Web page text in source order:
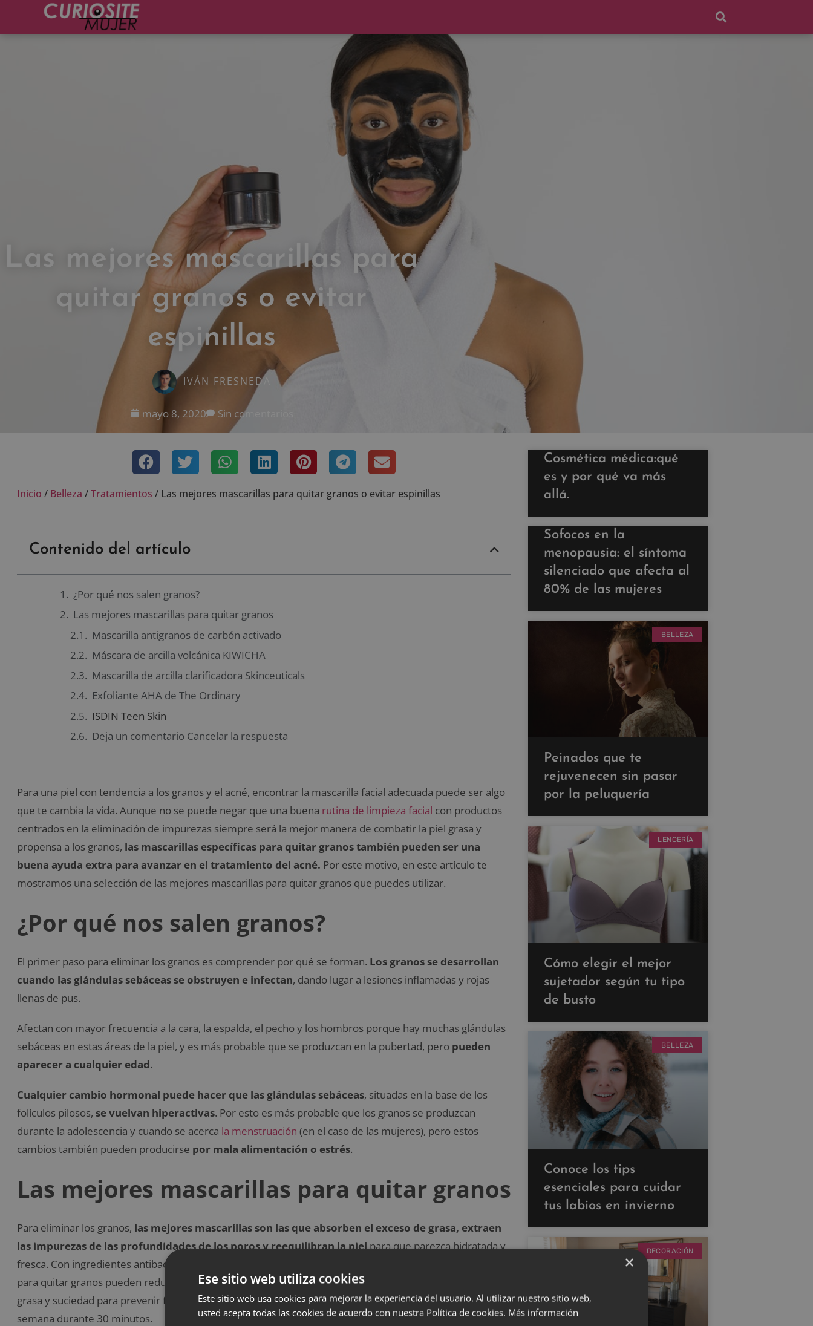
Las mejores mascarillas para
quitar granos o evitar
espinillas
IVÁN FRESNEDA
mayo 8, 2020 Sin comentarios
Inicio / Belleza /Tratamientos / Las mejores mascarillas para quitar granos o evitar espinillas
Contenido del artículo
¿Por qué nos salen granos?
Las mejores mascarillas para quitar granos
Mascarilla antigranos de carbón activado
Máscara de arcilla volcánica KIWICHA
Mascarilla de arcilla clarificadora Skinceuticals
Exfoliante AHA de The Ordinary
ISDIN Teen Skin
Deja un comentario Cancelar la respuesta
Para una piel con tendencia a los granos y el acné, encontrar la mascarilla facial adecuada puede ser algo
que te cambia la vida. Aunque no se puede negar que una buena rutina de limpieza facial con productos
centrados en la eliminación de impurezas siempre será la mejor manera de combatir la piel grasa y
propensa a los granos, las mascarillas específicas para quitar granos también pueden ser una
buena ayuda extra para avanzar en el tratamiento del acné. Por este motivo, en este artículo te
mostramos una selección de las mejores mascarillas para quitar granos que puedes utilizar.
¿Por qué nos salen granos?
El primer paso para eliminar los granos es comprender por qué se forman. Los granos se desarrollan
cuando las glándulas sebáceas se obstruyen e infectan, dando lugar a lesiones inflamadas y rojas
llenas de pus.
Afectan con mayor frecuencia a la cara, la espalda, el pecho y los hombros porque hay muchas glándulas
sebáceas en estas áreas de la piel, y es más probable que se produzcan en la pubertad, pero pueden
aparecer a cualquier edad.
Cualquier cambio hormonal puede hacer que las glándulas sebáceas, situadas en la base de los
folículos pilosos, se vuelvan hiperactivas. Por esto es más probable que los granos se produzcan
durante la adolescencia y cuando se acerca la menstruación (en el caso de las mujeres), pero estos
cambios también pueden producirse por mala alimentación o estrés.
Las mejores mascarillas para quitar granos
Para eliminar los granos, las mejores mascarillas son las que absorben el exceso de grasa, extraen
las impurezas de las profundidades de los poros y reequilibran la pielpara que parezca hidratada y
fresca. Con ingredientes antibacterianos como el carbón o la arcilla volcánica, las mejores mascarillas
para quitar granos pueden reducir el tamaño de los granos y al mismo tiempo combatir el exceso de
grasa y suciedad para prevenir futuros brotes. Debes aplicar la mascarilla facial una o dos veces por
semana durante 30 minutos.
Cosmética médica:qué
es y por qué va más
allá.
Sofocos en la
menopausia: el síntoma
silenciado que afecta al
80% de las mujeres
BELLEZA
Peinados que te
rejuvenecen sin pasar
por la peluquería
LENCERÍA
Cómo elegir el mejor
sujetador según tu tipo
de busto
BELLEZA
Conoce los tips
esenciales para cuidar
tus labios en invierno
DECORACIÓN
×
Ese sitio web utiliza cookies
Este sitio web usa cookies para mejorar la experiencia del usuario. Al utilizar nuestro sitio web,
usted acepta todas las cookies de acuerdo con nuestra Política de cookies. Más información